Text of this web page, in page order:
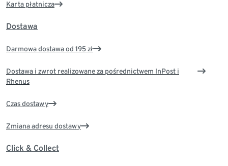
Karta płatnicza
Dostawa
Darmowa dostawa od 195 zł
Dostawa i zwrot realizowane za pośrednictwem InPost i
Rhenus
Czas dostawy
Zmiana adresu dostawy
Click & Collect